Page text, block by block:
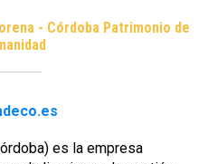
- Córdoba Patrimonio de
es la empresa